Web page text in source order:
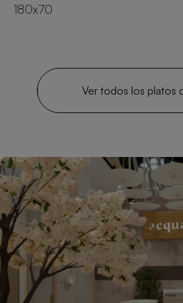
180x70
Ver todos los platos